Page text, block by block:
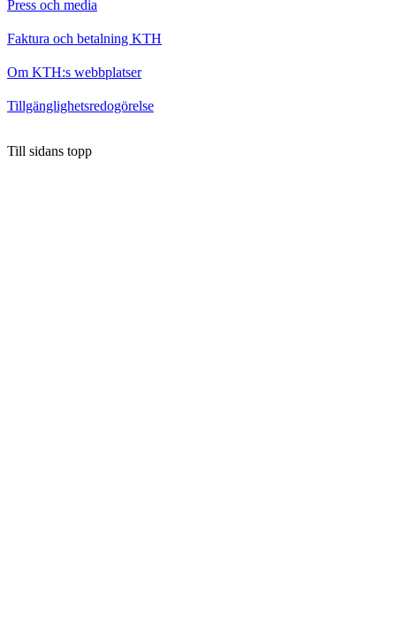
Press och media
Faktura och betalning KTH
Om KTH:s webbplatser
Tillgänglighetsredogörelse
Till sidans topp